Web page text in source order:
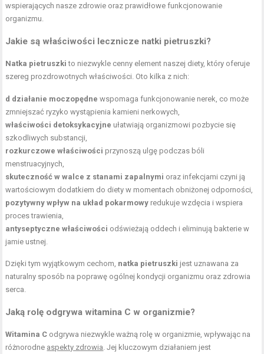
wspierających nasze zdrowie oraz prawidłowe funkcjonowanie
organizmu.
Jakie są właściwości lecznicze natki pietruszki?
Natka pietruszki to niezwykle cenny element naszej diety, który oferuje
szereg prozdrowotnych właściwości. Oto kilka z nich:
d działanie moczopędne wspomaga funkcjonowanie nerek, co może
zmniejszać ryzyko wystąpienia kamieni nerkowych,
właściwości detoksykacyjne ułatwiają organizmowi pozbycie się
szkodliwych substancji,
rozkurczowe właściwości przynoszą ulgę podczas bóli
menstruacyjnych,
skuteczność w walce z stanami zapalnymi oraz infekcjami czyni ją
wartościowym dodatkiem do diety w momentach obniżonej odporności,
pozytywny wpływ na układ pokarmowy redukuje wzdęcia i wspiera
proces trawienia,
antyseptyczne właściwości odświeżają oddech i eliminują bakterie w
jamie ustnej.
Dzięki tym wyjątkowym cechom, natka pietruszki jest uznawana za
naturalny sposób na poprawę ogólnej kondycji organizmu oraz zdrowia
serca.
Jaką rolę odgrywa witamina C w organizmie?
Witamina C odgrywa niezwykle ważną rolę w organizmie, wpływając na
różnorodne aspekty zdrowia . Jej kluczowym działaniem jest